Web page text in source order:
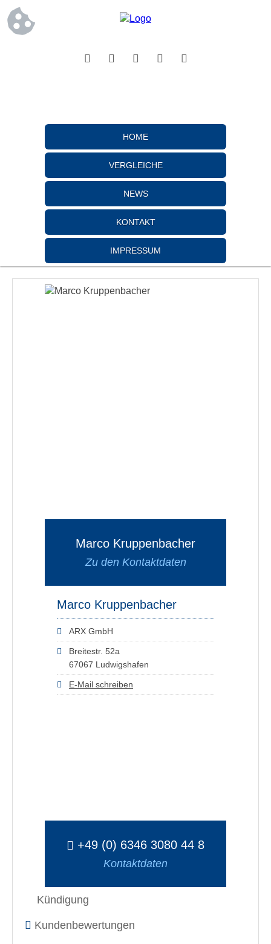
HOME
VERGLEICHE
NEWS
KONTAKT
IMPRESSUM
Marco Kruppenbacher
Zu den Kontaktdaten
Marco Kruppenbacher
ARX GmbH
Breitestr. 52a
67067 Ludwigshafen
E-Mail schreiben
+49 (0) 6346 3080 44 8
Kontaktdaten
Kündigung
Kundenbewertungen